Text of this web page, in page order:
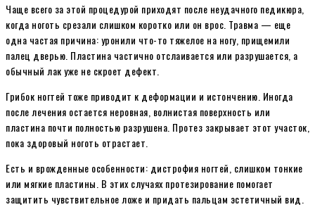
Чаще всего за этой процедурой приходят после неудачного педикюра,
когда ноготь срезали слишком коротко или он врос. Травма — еще
одна частая причина: уронили что-то тяжелое на ногу, прищемили
палец дверью. Пластина частично отслаивается или разрушается, а
обычный лак уже не скроет дефект.
Грибок ногтей тоже приводит к деформации и истончению. Иногда
после лечения остается неровная, волнистая поверхность или
пластина почти полностью разрушена. Протез закрывает этот участок,
пока здоровый ноготь отрастает.
Есть и врожденные особенности: дистрофия ногтей, слишком тонкие
или мягкие пластины. В этих случаях протезирование помогает
защитить чувствительное ложе и придать пальцам эстетичный вид.